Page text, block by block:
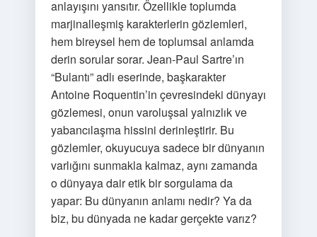
anlayışını yansıtır. Özellikle toplumda
marjinalleşmiş karakterlerin gözlemleri,
hem bireysel hem de toplumsal anlamda
derin sorular sorar. Jean-Paul Sartre’ın
“Bulantı” adlı eserinde, başkarakter
Antoine Roquentin’in çevresindeki dünyayı
gözlemesi, onun varoluşsal yalnızlık ve
yabancılaşma hissini derinleştirir. Bu
gözlemler, okuyucuya sadece bir dünyanın
varlığını sunmakla kalmaz, aynı zamanda
o dünyaya dair etik bir sorgulama da
yapar: Bu dünyanın anlamı nedir? Ya da
biz, bu dünyada ne kadar gerçekte varız?